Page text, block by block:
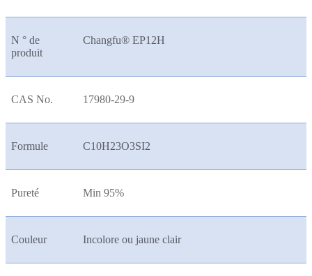
N ° de
produit
Changfu® EP12H
CAS No. 17980-29-9
Formule C10H23O3SI2
Pureté Min 95%
Couleur Incolore ou jaune clair